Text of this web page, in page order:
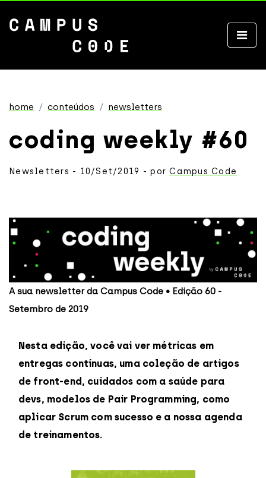
home conteúdos newsletters
coding weekly #60
Newsletters - 10/Set/2019 - porCampus Code
A sua newsletter da Campus Code • Edição 60 -
Setembro de 2019
Nesta edição, você vai ver métricas em
entregas contínuas, uma coleção de artigos
de front-end, cuidados com a saúde para
devs, modelos de Pair Programming, como
aplicar Scrum com sucesso e a nossa agenda
de treinamentos.